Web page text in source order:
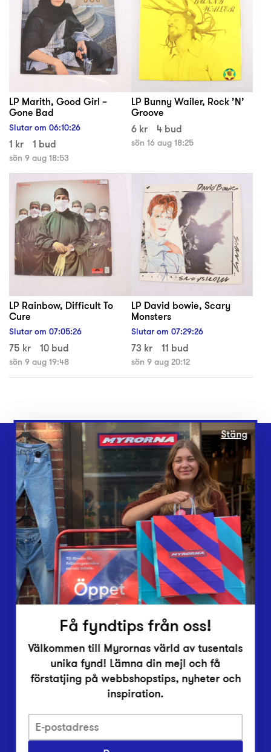
LP Marith, Good Girl –
Gone Bad
Slutar om 06:10:25
1 kr 1 bud
sön 9 aug 18:53
LP Bunny Wailer, Rock ’N’
Groove
6 kr
4 bud
sön 16 aug 18:25
LP Rainbow, Difficult To
Cure
Slutar om 07:05:25
75 kr 10 bud
sön 9 aug 19:48
LP David bowie, Scary
Monsters
Slutar om 07:29:25
73 kr 11 bud
sön 9 aug 20:12
Webbshop
Butiker
Lämna in
Vårt överskott
Inlämningsplatser
Om Myrorna
Lediga jobb
Pressrum
Integritetsskyddspolicy
Stäng
Få fyndtips från oss!
Välkommen till Myrornas värld av tusentals
unika fynd! Lämna din mejl och få
förstatjing på webbshopstips, nyheter och
inspiration.